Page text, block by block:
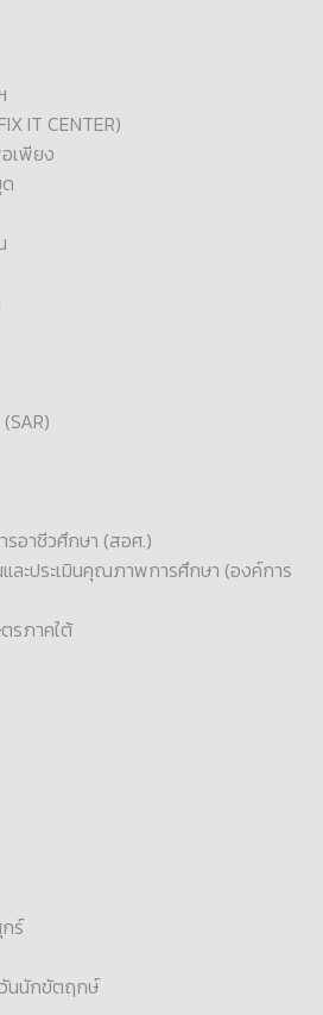
IT CENTER)
เพียง
อาชีวศึกษา (สอศ.)
ละประเมินคุณภาพการศึกษา (องค์การ
รภาคใต้
ร์
วันนักขัตฤกษ์